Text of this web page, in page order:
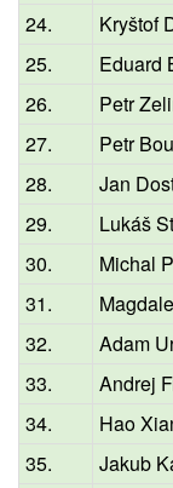
24.
Kryštof
25.
Eduard
26.
Petr
27.
Petr
28.
Jan
29.
Lukáš
30.
Michal
31.
32.
Adam
33.
Andrej
34.
Hao
35.
Jakub